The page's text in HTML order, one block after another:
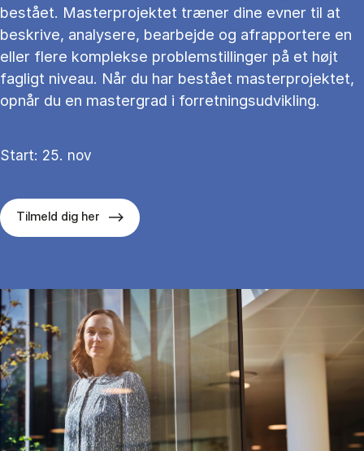
bestået. Masterprojektet træner dine evner til at
beskrive, analysere, bearbejde og afrapportere en
eller flere komplekse problemstillinger på et højt
fagligt niveau. Når du har bestået masterprojektet,
opnår du en mastergrad i forretningsudvikling.
Start: 25. nov
Tilmeld dig her